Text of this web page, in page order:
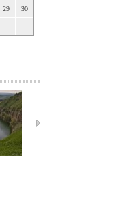
29 30